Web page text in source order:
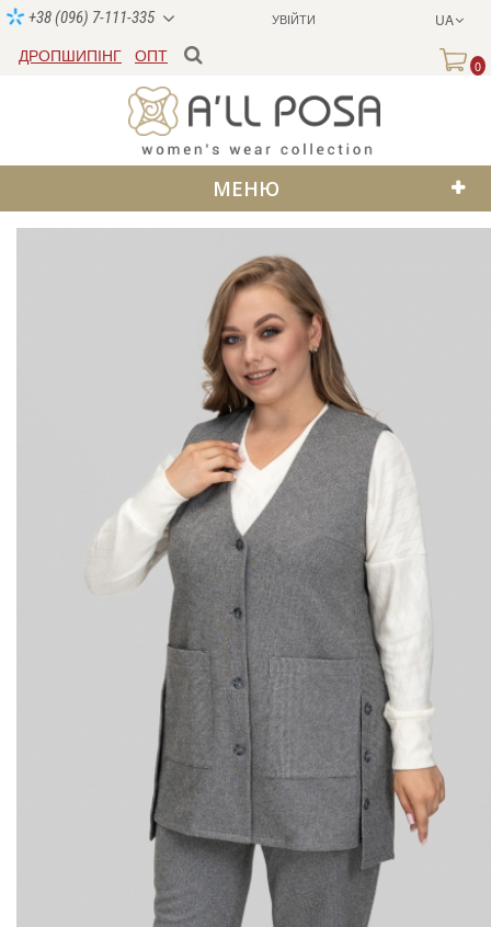
УВІЙТИ UA
+38 (096) 7-111-335
ДРОПШИПІНГ ОПТ
0
МЕНЮ